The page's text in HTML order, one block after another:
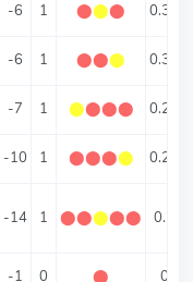
-6 1 ⬤⬤⬤ 0.33
-6 1 ⬤⬤⬤ 0.33
-7 1 ⬤⬤⬤⬤ 0.25
-10 1 ⬤⬤⬤⬤ 0.25
-14 1 ⬤⬤⬤⬤⬤ 0.2
-1 0 ⬤ 0